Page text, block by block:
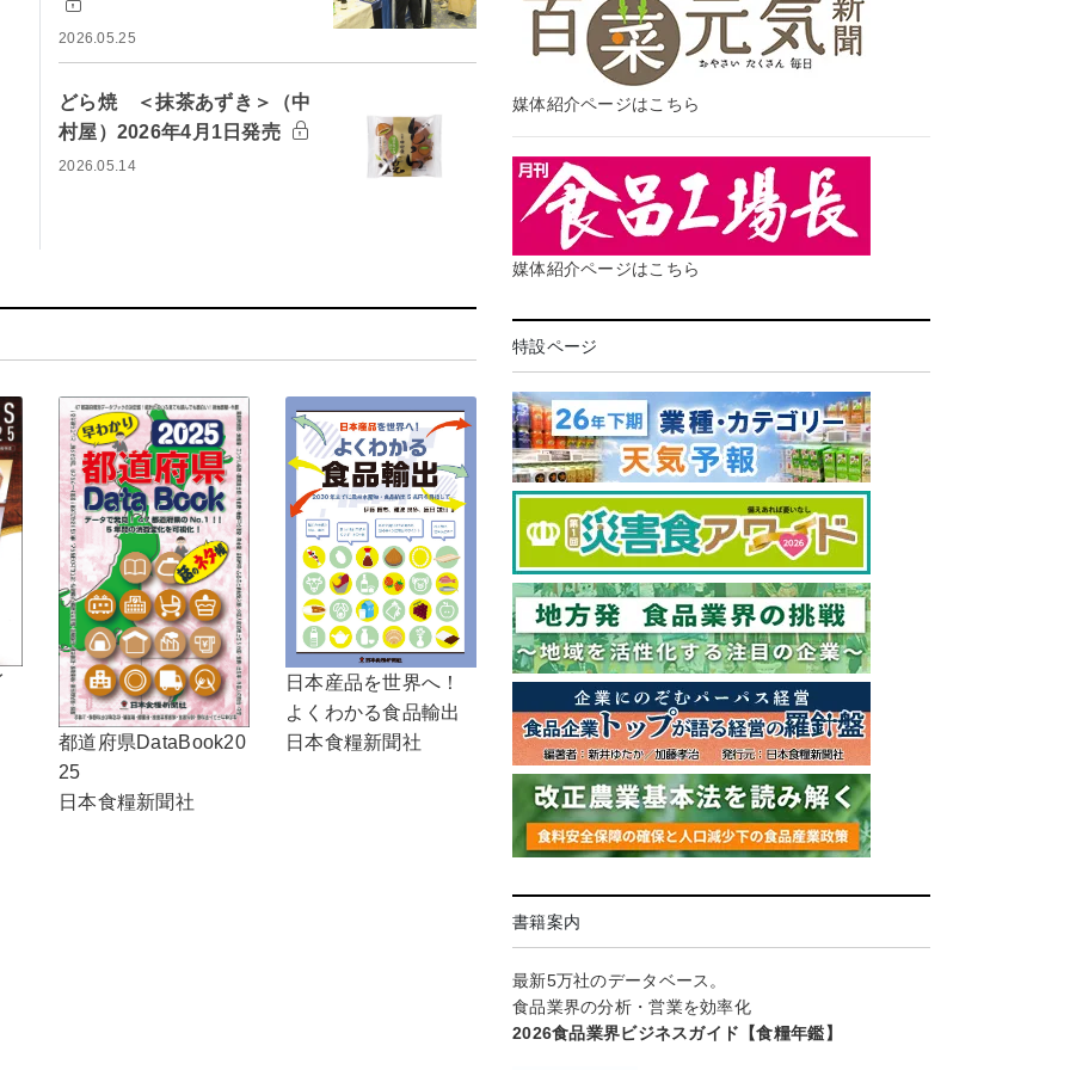
2026.05.25
どら焼 ＜抹茶あずき＞（中
村屋）2026年4月1日発売
2026.05.14
都道府県DataBook20
25
日本食糧新聞社
日本産品を世界へ！
よくわかる食品輸出
日本食糧新聞社
媒体紹介ページはこちら
媒体紹介ページはこちら
特設ページ
書籍案内
最新5万社のデータベース。
食品業界の分析・営業を効率化
2026食品業界ビジネスガイド【食糧年鑑】